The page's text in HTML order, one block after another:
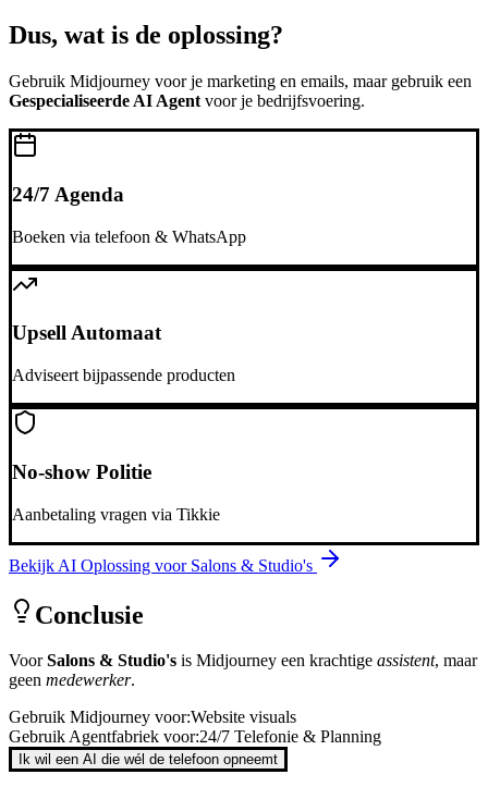
Dus, wat is de oplossing?
Gebruik Midjourney voor je marketing en emails, maar gebruik een
Gespecialiseerde AI Agent voor je bedrijfsvoering.
24/7 Agenda
Boeken via telefoon & WhatsApp
Upsell Automaat
Adviseert bijpassende producten
No-show Politie
Aanbetaling vragen via Tikkie
Bekijk AI Oplossing voor Salons & Studio's
Conclusie
VoorSalons & Studio's is Midjourney een krachtige assistent, maar
geen medewerker.
Gebruik Midjourney voor:Website visuals
Gebruik Agentfabriek voor:24/7 Telefonie & Planning
Ik wil een AI die wél de telefoon opneemt